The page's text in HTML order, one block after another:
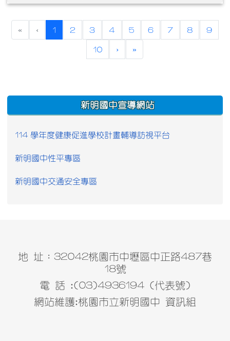
« ‹ 1 (current)
2 3 4 5 6 7 8 9
10 › »
:::
新明國中宣導網站
114 學年度健康促進學校計畫輔導訪視平台
新明國中性平專區
新明國中交通安全專區
地 址：32042桃園市中壢區中正路487巷
18號
電 話 :(03)4936194 (代表號)
網站維護:桃園市立新明國中 資訊組